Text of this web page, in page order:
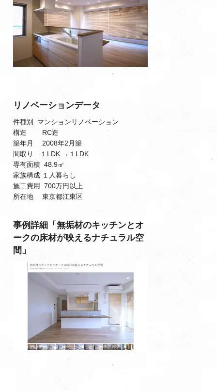
リノベーションデータ
件種別 マンションリノベーション
構造 RC造
築年月 2008年2月築
間取り １LDK →１LDK
専有面積 48.9㎡
家族構成 １人暮らし
施工費用 700万円以上
所在地 東京都江東区
事例詳細「無垢材のキッチンとオ
ークの床材が映えるナチュラル空
間」